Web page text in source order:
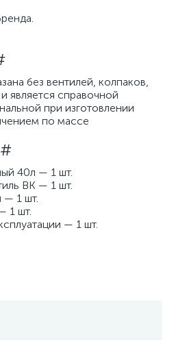
без вентилей, колпаков,
является справочной
при изготовлении
по массе
40л — 1 шт.
ВК — 1 шт.
— 1 шт.
1 шт.
— 1 шт.